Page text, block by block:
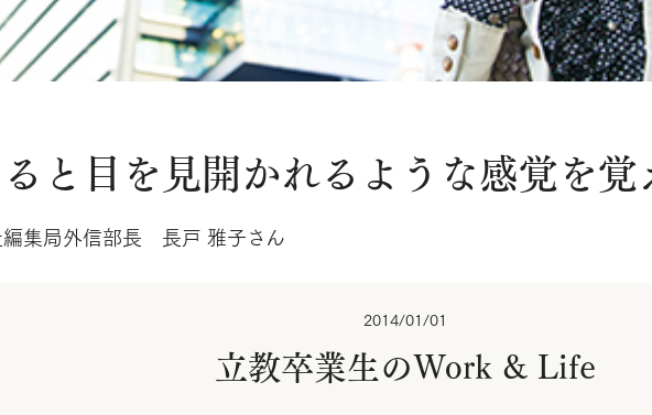
と目を見開かれるような感覚を覚
集局外信部長 長戸 雅子さん
2014/01/01
立教卒業生のWork & Life